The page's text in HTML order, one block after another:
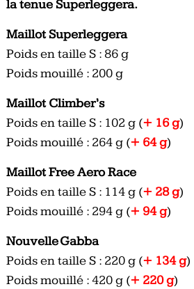
la tenue Superleggera.
Maillot Superleggera
Poids en taille S : 86 g
Poids mouillé : 200 g
Maillot Climber’s
Poids en taille S : 102 g (+ 16 g)
Poids mouillé : 264 g (+ 64 g)
Maillot Free Aero Race
Poids en taille S : 114 g (+ 28 g)
Poids mouillé : 294 g (+ 94 g)
Nouvelle Gabba
Poids en taille S : 220 g (+ 134 g)
Poids mouillé : 420 g (+ 220 g)